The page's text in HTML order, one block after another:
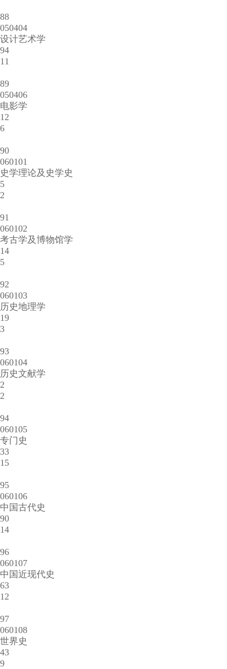
88
050404
设计艺术学
94
11
89
050406
电影学
12
6
90
060101
史学理论及史学史
5
2
91
060102
考古学及博物馆学
14
5
92
060103
历史地理学
19
3
93
060104
历史文献学
2
2
94
060105
专门史
33
15
95
060106
中国古代史
90
14
96
060107
中国近现代史
63
12
97
060108
世界史
43
9